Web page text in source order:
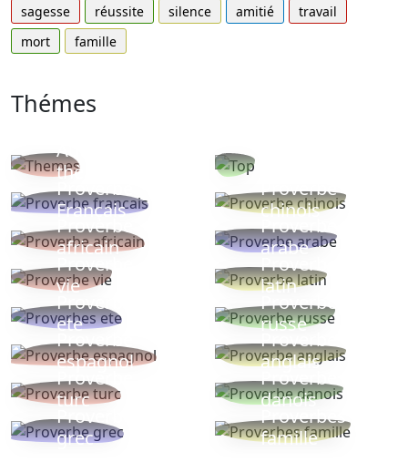
sagesse
réussite silence amitié
travail
mort
famille
Thémes
Autres
thèmes
Proverbe
Français
Proverbe
chinois
Proverbe
africain
Proverbe
arabe
Proverbe
vie
Proverbe
latin
Proverbes
ete
Proverbe
russe
Proverbe
espagnol
Proverbe
anglais
Proverbe
turc
Proverbe
danois
Proverbe
grec
Proverbes
famille